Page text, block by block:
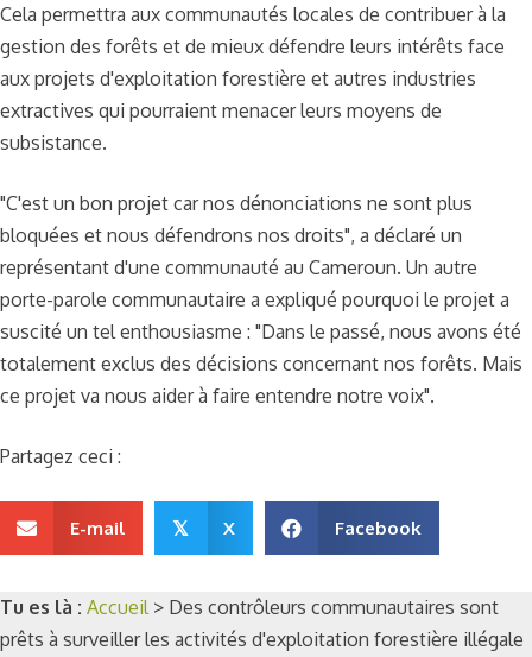
Cela permettra aux communautés locales de contribuer à la
gestion des forêts et de mieux défendre leurs intérêts face
aux projets d'exploitation forestière et autres industries
extractives qui pourraient menacer leurs moyens de
subsistance.
"C'est un bon projet car nos dénonciations ne sont plus
bloquées et nous défendrons nos droits", a déclaré un
représentant d'une communauté au Cameroun. Un autre
porte-parole communautaire a expliqué pourquoi le projet a
suscité un tel enthousiasme : "Dans le passé, nous avons été
totalement exclus des décisions concernant nos forêts. Mais
ce projet va nous aider à faire entendre notre voix".
Partagez ceci :
E-mail 𝕏 X Facebook
Tu es là : Accueil > Des contrôleurs communautaires sont
prêts à surveiller les activités d'exploitation forestière illégale